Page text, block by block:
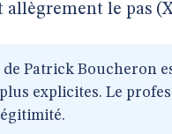
le pas
de Patrick Boucheron
explicites. Le